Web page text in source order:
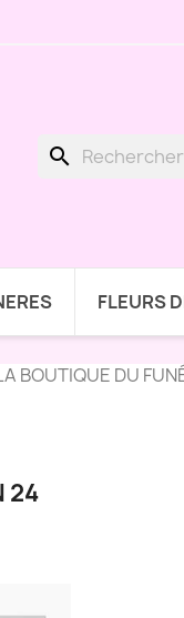
search
FLEURS
BOUTIQUE DU
24